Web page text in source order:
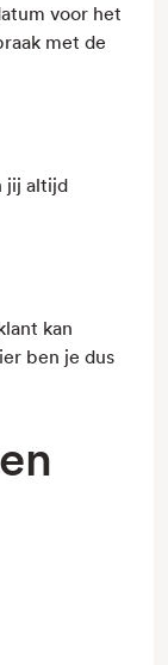
voor het
met de
jij altijd
kan
ben je dus